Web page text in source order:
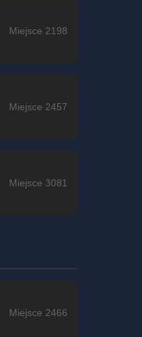
Miejsce 2198
Miejsce 2457
Miejsce 3081
Miejsce 2466